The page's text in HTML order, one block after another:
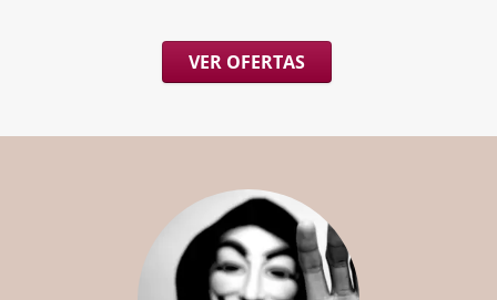
VER OFERTAS